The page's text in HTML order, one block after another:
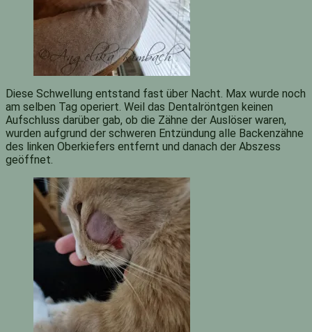
Diese Schwellung entstand fast über Nacht. Max wurde noch
am selben Tag operiert. Weil das Dentalröntgen keinen
Aufschluss darüber gab, ob die Zähne der Auslöser waren,
wurden aufgrund der schweren Entzündung alle Backenzähne
des linken Oberkiefers entfernt und danach der Abszess
geöffnet.